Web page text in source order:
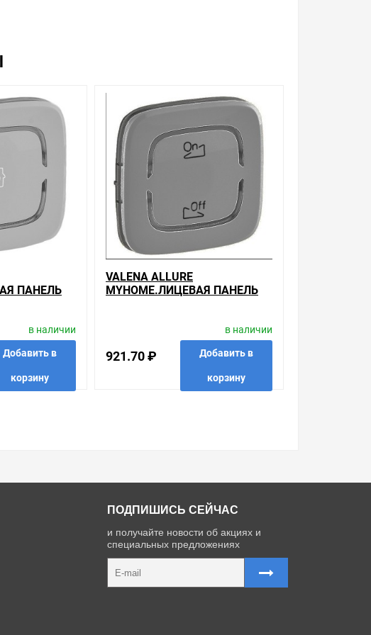
ПАНЕЛЬ
в наличии
Добавить в
корзину
VALENA ALLURE
MYHOME.ЛИЦЕВАЯ ПАНЕЛЬ
"СВЕТОРЕГУЛЯТОР ON-OFF".2
921.70 ₽
в наличии
Добавить в
корзину
ПОДПИШИСЬ СЕЙЧАС
и получайте новости об акциях и
специальных предложениях